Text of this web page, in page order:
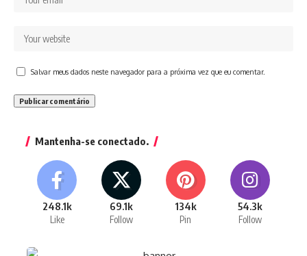
Salvar meus dados neste navegador para a próxima vez que eu comentar.
Mantenha-se conectado.
248.1k
Like
69.1k
Follow
134k
Pin
54.3k
Follow